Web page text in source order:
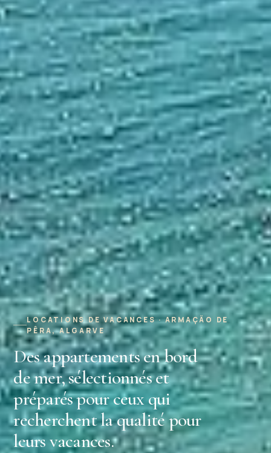
LOCATIONS DE VACANCES · ARMAÇÃO DE
PÊRA, ALGARVE
Des appartements en bord
de mer, sélectionnés et
préparés pour ceux qui
recherchent la qualité pour
leurs vacances.